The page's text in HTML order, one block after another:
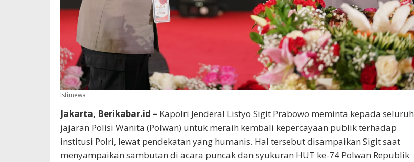
Istimewa
Jakarta, Berikabar.id – Kapolri Jenderal Listyo Sigit Prabowo meminta kepada seluruh
jajaran Polisi Wanita (Polwan) untuk meraih kembali kepercayaan publik terhadap
institusi Polri, lewat pendekatan yang humanis. Hal tersebut disampaikan Sigit saat
menyampaikan sambutan di acara puncak dan syukuran HUT ke-74 Polwan Republik